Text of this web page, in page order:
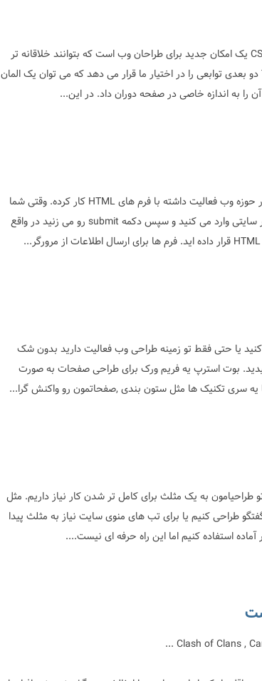
امکان Transform در CSS3 یک امکان جدید برای طراحان وب است که بتوانند خلاقانه تر
طراحی کنند. Transform دو بعدی توابعی را در اختیار ما قرار می دهد که می توان یک المان
را به اندازه خاصی در صفحه دوران داد. در این...
بدون شک هر کسی که در حوزه وب فعالیت داشته با فرم های HTML کار کرده. وقتی شما
اطلاعات شخصیتون رو در سایتی وارد می کنید و سپس دکمه submit رو می زنید در واقع
یا حتی فقط تو زمینه طراحی وب فعالیت دارید بدون شک
بوت استرپ یه فریم ورک برای طراحی صفحات به صورت
یه سری تکنیک ها مثل ستون بندی ,صفحاتمون رو واکنش گرا...
طراحیامون به یک مثلث برای کامل تر شدن کار نیاز داریم. مثل
طراحی کنیم یا برای تب های منوی سایت نیاز به مثلث پیدا
آماده استفاده کنیم اما این راه حرفه ای نیست....
Clash of Clans ,